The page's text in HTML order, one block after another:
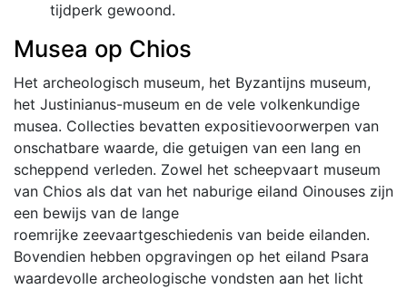
tijdperk gewoond.
Musea op Chios
Het archeologisch museum, het Byzantijns museum,
het Justinianus-museum en de vele volkenkundige
musea. Collecties bevatten expositievoorwerpen van
onschatbare waarde, die getuigen van een lang en
scheppend verleden. Zowel het scheepvaart museum
van Chios als dat van het naburige eiland Oinouses zijn
een bewijs van de lange
roemrijke zeevaartgeschiedenis van beide eilanden.
Bovendien hebben opgravingen op het eiland Psara
waardevolle archeologische vondsten aan het licht